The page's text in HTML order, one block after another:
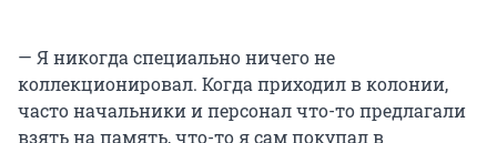
— Я никогда специально ничего не
коллекционировал. Когда приходил в колонии,
часто начальники и персонал что-то предлагали
взять на память, что-то я сам покупал в